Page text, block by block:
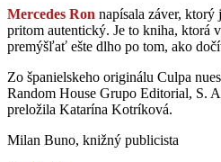
Mercedes Ron napísala záver,
pritom autentický. Je to kniha, ktorá
premýšľať ešte dlho po tom, ako
Zo španielskeho originálu Culpa
Random House Grupo Editorial, S.
preložila Katarína Kotríková.
Milan Buno, knižný publicista